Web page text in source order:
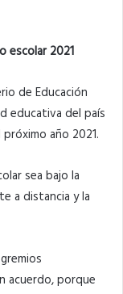
escolar 2021
de Educación
educativa del país
año 2021.
sea bajo la
a distancia y la
acuerdo, porque